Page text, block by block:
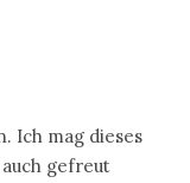
Ich mag dieses
gefreut